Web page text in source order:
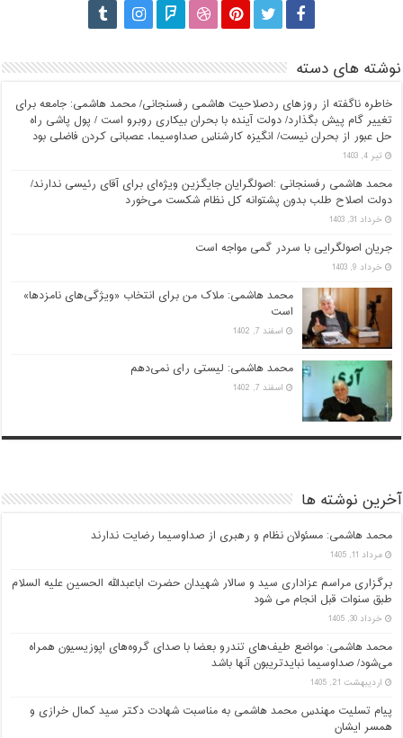
نوشته های دسته
خاطره ناگفته از روزهای ردصلاحیت هاشمی رفسنجانی/ محمد هاشمی: جامعه برای
تغییر گام پیش بگذارد/ دولت آینده با بحران بیکاری روبرو است / پول پاشی راه
حل عبور از بحران نیست/ انگیزه کارشناس صداوسیما، عصبانی کردن فاضلی بود
تیر 4, 1403
محمد هاشمی رفسنجانی :اصولگرایان جایگزین ویژه‌ای برای آقای رئیسی ندارند/
دولت اصلاح طلب بدون پشتوانه کل نظام شکست می‌خورد
خرداد 31, 1403
جریان اصولگرایی با سردر گمی مواجه است
خرداد 9, 1403
محمد هاشمی: ملاک من برای انتخاب «ویژگی‌های نامزدها»
است
اسفند 7, 1402
محمد هاشمی: لیستی رای نمی‌دهم
اسفند 7, 1402
آخرین نوشته ها
محمد هاشمی: مسئولان نظام و رهبری از صداوسیما رضایت ندارند
مرداد 11, 1405
برگزاری مراسم عزاداری سید و سالار شهیدان حضرت اباعبدالله الحسین علیه السلام
طبق سنوات قبل انجام می شود
خرداد 30, 1405
محمد هاشمی: مواضع طیف‌های تندرو بعضا با صدای گروه‌های اپوزیسیون همراه
می‌شود/ صداوسیما نبایدتریبون آنها باشد
اردیبهشت 21, 1405
پیام تسلیت مهندس محمد هاشمی به مناسبت شهادت دکتر سید کمال خرازی و
همسر ایشان